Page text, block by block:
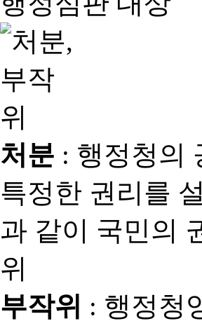
처분 : 행정청의
특정한 권리를
과 같이 국민의
위
부작위 : 행정청